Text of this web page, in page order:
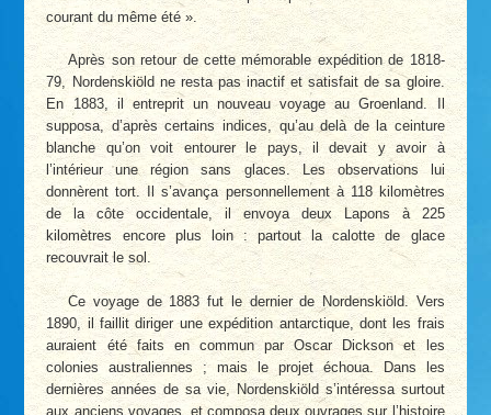
courant du même été ».
Après son retour de cette mémorable expédition de 1818-
79, Nordenskiöld ne resta pas inactif et satisfait de sa gloire.
En 1883, il entreprit un nouveau voyage au Groenland. Il
supposa, d’après certains indices, qu’au delà de la ceinture
blanche qu’on voit entourer le pays, il devait y avoir à
l’intérieur une région sans glaces. Les observations lui
donnèrent tort. Il s’avança personnellement à 118 kilomètres
de la côte occidentale, il envoya deux Lapons à 225
kilomètres encore plus loin : partout la calotte de glace
recouvrait le sol.
Ce voyage de 1883 fut le dernier de Nordenskiöld. Vers
1890, il faillit diriger une expédition antarctique, dont les frais
auraient été faits en commun par Oscar Dickson et les
colonies australiennes ; mais le projet échoua. Dans les
dernières années de sa vie, Nordenskiöld s’intéressa surtout
aux anciens voyages, et composa deux ouvrages sur l’histoire